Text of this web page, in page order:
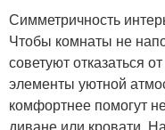
Симметричность
Чтобы комнаты не
советуют отказаться
элементы уютной
комфортнее помогут